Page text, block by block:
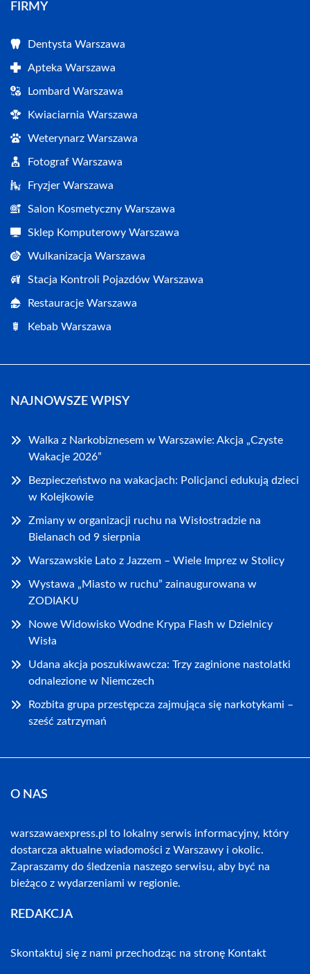
FIRMY
Dentysta Warszawa
Apteka Warszawa
Lombard Warszawa
Kwiaciarnia Warszawa
Weterynarz Warszawa
Fotograf Warszawa
Fryzjer Warszawa
Salon Kosmetyczny Warszawa
Sklep Komputerowy Warszawa
Wulkanizacja Warszawa
Stacja Kontroli Pojazdów Warszawa
Restauracje Warszawa
Kebab Warszawa
NAJNOWSZE WPISY
Walka z Narkobiznesem w Warszawie: Akcja „Czyste
Wakacje 2026”
Bezpieczeństwo na wakacjach: Policjanci edukują dzieci
w Kolejkowie
Zmiany w organizacji ruchu na Wisłostradzie na
Bielanach od 9 sierpnia
Warszawskie Lato z Jazzem – Wiele Imprez w Stolicy
Wystawa „Miasto w ruchu” zainaugurowana w
ZODIAKU
Nowe Widowisko Wodne Krypa Flash w Dzielnicy
Wisła
Udana akcja poszukiwawcza: Trzy zaginione nastolatki
odnalezione w Niemczech
Rozbita grupa przestępcza zajmująca się narkotykami –
sześć zatrzymań
O NAS
warszawaexpress.pl to lokalny serwis informacyjny, który
dostarcza aktualne wiadomości z Warszawy i okolic.
Zapraszamy do śledzenia naszego serwisu, aby być na
bieżąco z wydarzeniami w regionie.
REDAKCJA
Skontaktuj się z nami przechodząc na stronę Kontakt